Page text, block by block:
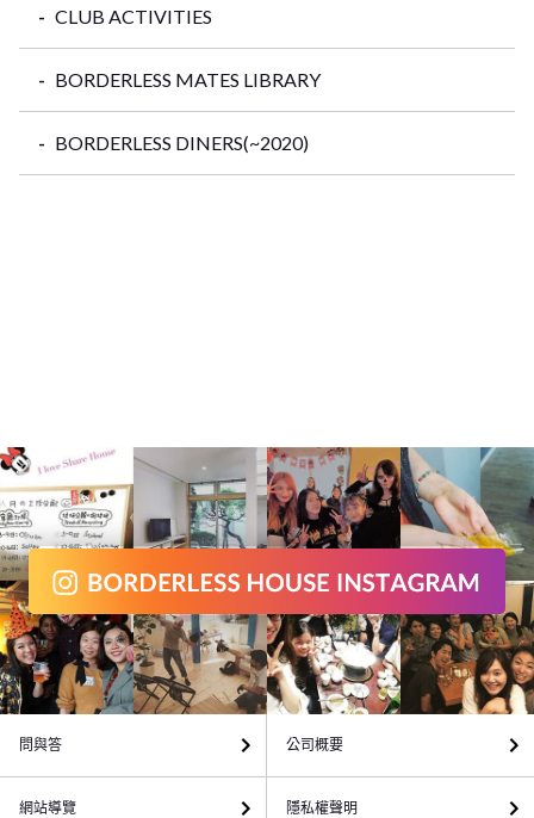
CLUB ACTIVITIES
BORDERLESS MATES LIBRARY
BORDERLESS DINERS(~2020)
問與答 公司概要
網站導覽 隱私權聲明